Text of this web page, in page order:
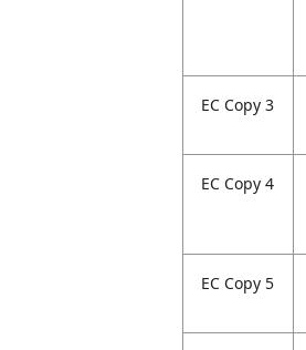
EC Copy 3
EC Copy 4
EC Copy 5